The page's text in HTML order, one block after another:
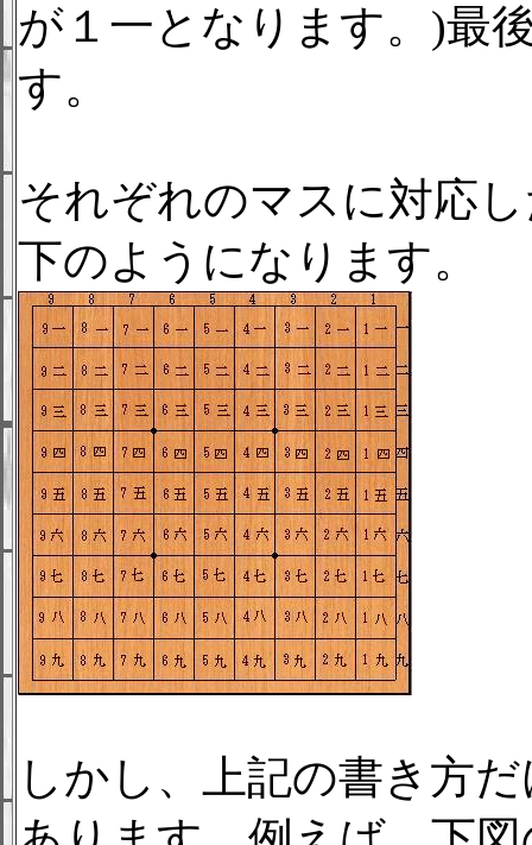
が１一となります。)最
す。
それぞれのマスに対応
下のようになります。
しかし、上記の書き方